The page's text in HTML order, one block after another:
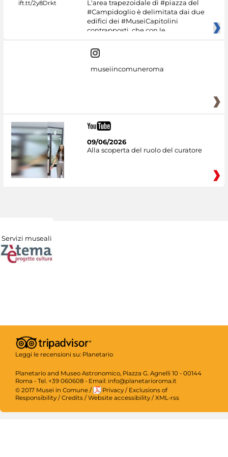
L'area trapezoidale di #piazza del
#Campidoglio è delimitata dai due
edifici dei #MuseiCapitolini
contrapposti, che con le
museiincomuneroma
09/06/2026
Alla scoperta del ruolo del curatore
Servizi museali
Leggi le recensioni su: Planetario
Planetario and Museo Astronomico, Piazza G. Agnelli 10 - 00144
Roma - Tel. +39 060608 - Email: info@planetarioroma.it
© 2017 Musei in Comune / Privacy / Exclusions of
Responsibility / Credits / Website accessibility / XML-rss